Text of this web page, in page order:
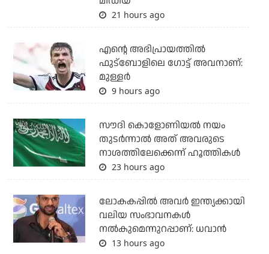
21 hours ago
എന്റെ അഭിപ്രായത്തില്‍
ഫുട്‌ബോളിലെ ഗോട്ട് അവനാണ്:
മുള്ളര്‍
9 hours ago
സൗദി കൊളോണിയല്‍ നയം
തുടര്‍ന്നാല്‍ അത് അവരുടെ
നാശത്തിലേക്കെന്ന് ഹൂത്തികള്‍
23 hours ago
ലോകകപ്പിൽ അവര്‍ ഇന്ത്യക്കായി
വലിയ സംഭാവനകള്‍
നല്‍കുമെന്നുറപ്പാണ്: ധവാന്‍
13 hours ago